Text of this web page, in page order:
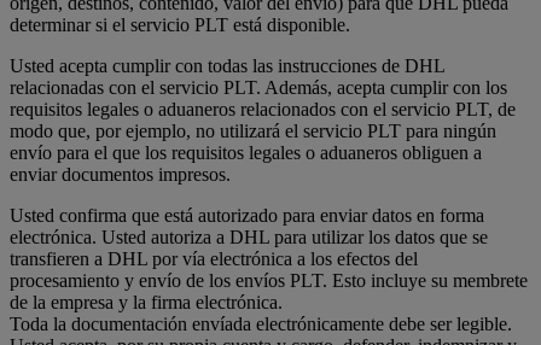
determinar si el servicio PLT está disponible.
Usted acepta cumplir con todas las instrucciones de DHL
relacionadas con el servicio PLT. Además, acepta cumplir con los
requisitos legales o aduaneros relacionados con el servicio PLT, de
modo que, por ejemplo, no utilizará el servicio PLT para ningún
envío para el que los requisitos legales o aduaneros obliguen a
enviar documentos impresos.
Usted confirma que está autorizado para enviar datos en forma
electrónica. Usted autoriza a DHL para utilizar los datos que se
transfieren a DHL por vía electrónica a los efectos del
procesamiento y envío de los envíos PLT. Esto incluye su membrete
de la empresa y la firma electrónica.
Toda la documentación envíada electrónicamente debe ser legible.